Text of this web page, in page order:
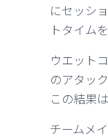
にセッシ
トタイム
ウエット
のアタッ
この結果
チームメ